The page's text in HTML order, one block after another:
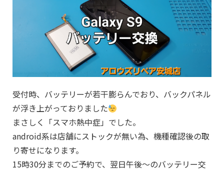
受付時、バッテリーが若干膨らんでおり、バックパネル
が浮き上がっておりました
まさしく「スマホ熱中症」でした。
android系は店舗にストックが無い為、機種確認後の取
り寄せになります。
15時30分までのご予約で、翌日午後～のバッテリー交